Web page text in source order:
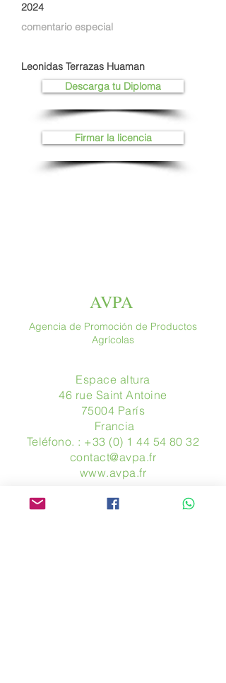
2024
comentario especial
Leonidas Terrazas Huaman
Descarga tu Diploma
Firmar la licencia
AVPA
Agencia de Promoción de Productos
Agrícolas
Espace altura
46 rue Saint Antoine
75004 París
​ Francia
Teléfono. : +33 (0) 1 44 54 80 32
contact@avpa.fr
www.avpa.fr